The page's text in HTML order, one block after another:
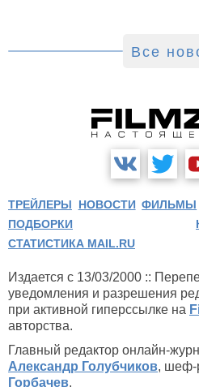
Все
ТРЕЙЛЕРЫ НОВОСТИ ФИЛЬМЫ
ПОДБОРКИ
СТАТИСТИКА MAIL.RU
Издается с 13/03/2000 ::
уведомления и разрешения
при активной гиперссылке на
авторства.
Главный редактор онлайн-
Александр Голубчиков, шеф-
Горбачев.